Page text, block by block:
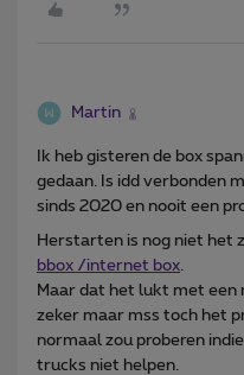
Martin
Ik heb gisteren de box
gedaan. Is idd verbonden
sinds 2020 en nooit een
Herstarten is nog niet het
bbox /internet box.
Maar dat het lukt met
zeker maar mss toch het
normaal zou proberen
trucks niet helpen.